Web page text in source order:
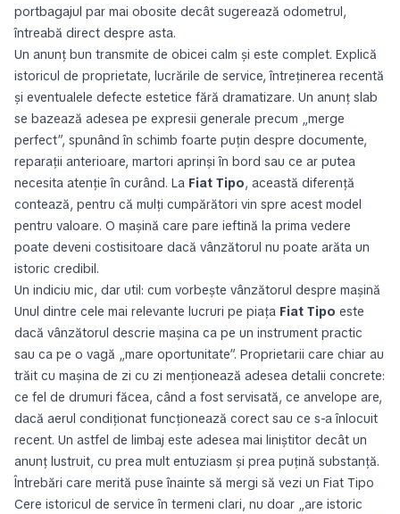
portbagajul par mai obosite decât sugerează odometrul,
întreabă direct despre asta.
Un anunț bun transmite de obicei calm și este complet. Explică
istoricul de proprietate, lucrările de service, întreținerea recentă
și eventualele defecte estetice fără dramatizare. Un anunț slab
se bazează adesea pe expresii generale precum „merge
perfect”, spunând în schimb foarte puțin despre documente,
reparații anterioare, martori aprinși în bord sau ce ar putea
necesita atenție în curând. La Fiat Tipo, această diferență
contează, pentru că mulți cumpărători vin spre acest model
pentru valoare. O mașină care pare ieftină la prima vedere
poate deveni costisitoare dacă vânzătorul nu poate arăta un
istoric credibil.
Un indiciu mic, dar util: cum vorbește vânzătorul despre mașină
Unul dintre cele mai relevante lucruri pe piața Fiat Tipo este
dacă vânzătorul descrie mașina ca pe un instrument practic
sau ca pe o vagă „mare oportunitate”. Proprietarii care chiar au
trăit cu mașina de zi cu zi menționează adesea detalii concrete:
ce fel de drumuri făcea, când a fost servisată, ce anvelope are,
dacă aerul condiționat funcționează corect sau ce s-a înlocuit
recent. Un astfel de limbaj este adesea mai liniștitor decât un
anunț lustruit, cu prea mult entuziasm și prea puțină substanță.
Întrebări care merită puse înainte să mergi să vezi un Fiat Tipo
Cere istoricul de service în termeni clari, nu doar „are istoric